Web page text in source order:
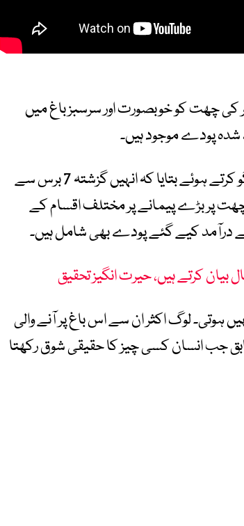
چھت کو خوبصورت اور سرسبز باغ میں
شدہ پودے موجود ہیں۔
چھت کے مالک محمد آصف نے وی نیوز سے گفتگو کرتے ہوئے بتایا کہ انہیں گزشتہ 7 برس سے
پر بڑے پیمانے پر مختلف اقسام کے
درآمد کیے گئے پودے بھی شامل ہیں۔
کرتے ہیں، حیرت انگیز تحقیق
لوگ اکثر ان سے اس باغ پر آنے والی
جب انسان کسی چیز کا حقیقی شوق رکھتا